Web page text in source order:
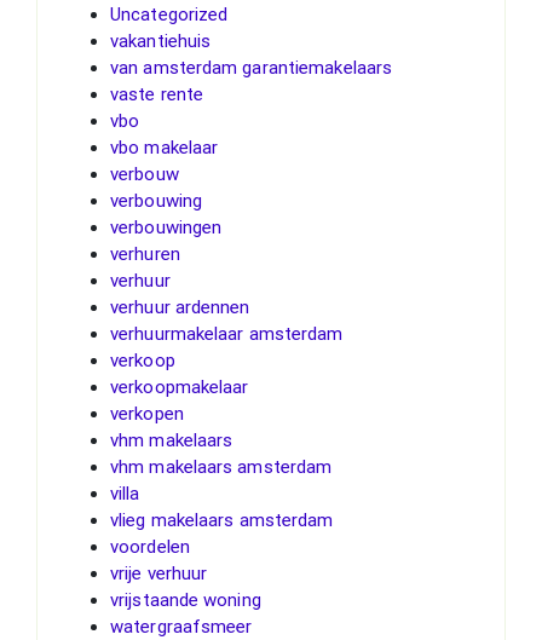
Uncategorized
vakantiehuis
van amsterdam garantiemakelaars
vaste rente
vbo
vbo makelaar
verbouw
verbouwing
verbouwingen
verhuren
verhuur
verhuur ardennen
verhuurmakelaar amsterdam
verkoop
verkoopmakelaar
verkopen
vhm makelaars
vhm makelaars amsterdam
villa
vlieg makelaars amsterdam
voordelen
vrije verhuur
vrijstaande woning
watergraafsmeer